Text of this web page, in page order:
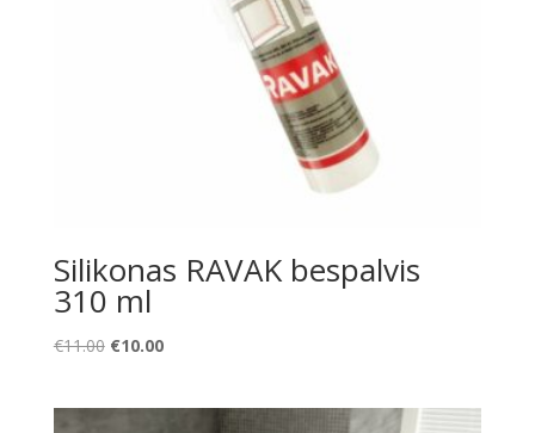
Silikonas RAVAK bespalvis
310 ml
€11.00 Original
€10.00Current